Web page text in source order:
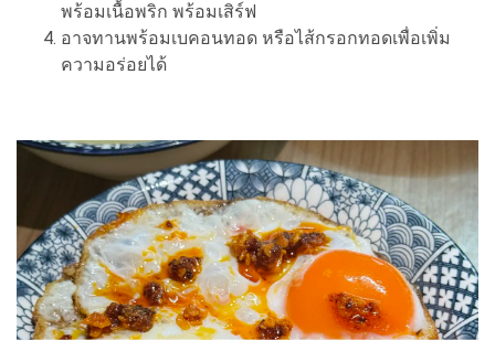
พร้อมเนื้อพริก พร้อมเสิร์ฟ
อาจทานพร้อมเบคอนทอด หรือไส้กรอกทอดเพื่อเพิ่ม
ความอร่อยได้